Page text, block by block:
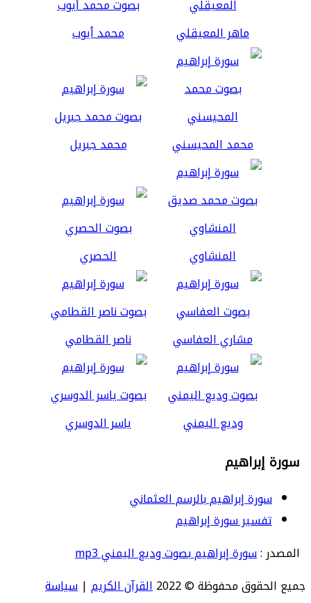
ماهر المعيقلي محمد أيوب
محمد المحيسني محمد جبريل
المنشاوي الحصري
مشاري العفاسي ناصر القطامي
وديع اليمني ياسر الدوسري
سورة إبراهيم
سورة إبراهيم بالرسم العثماني
تفسير سورة إبراهيم
المصدر :سورة إبراهيم بصوت وديع اليمني mp3
جميع الحقوق محفوظة © 2022
القرآن الكريم | سياسة